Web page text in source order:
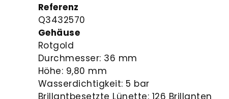
Referenz
Q3432570
Gehäuse
Rotgold
Durchmesser: 36 mm
Höhe: 9,80 mm
Wasserdichtigkeit: 5 bar
Brillantbesetzte Lünette: 126 Brillanten